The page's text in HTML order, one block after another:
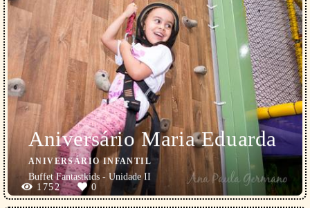
Aniversário Maria Eduarda
ANIVERSÁRIO INFANTIL
Buffet Fantastkids - Unidade II
1752
0